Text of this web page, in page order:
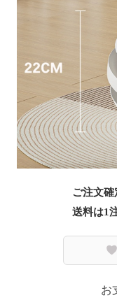
ご注文確
送料は1
お